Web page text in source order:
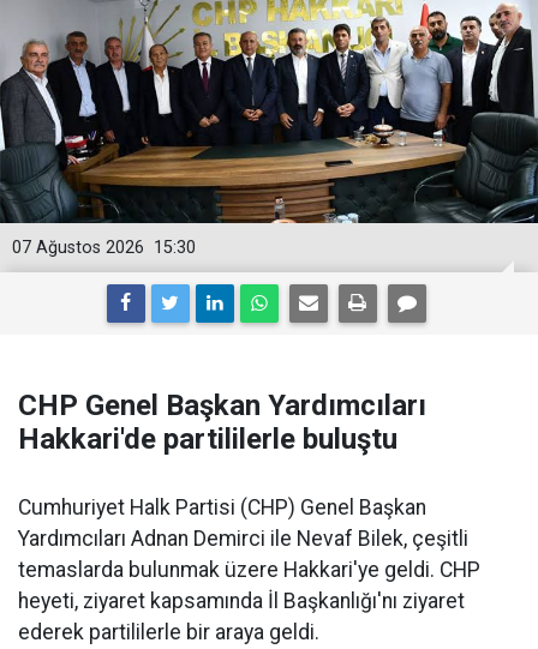
15:30
07 Ağustos 2026
CHP Genel Başkan Yardımcıları
Hakkari'de partililerle buluştu
Cumhuriyet Halk Partisi (CHP) Genel Başkan
Yardımcıları Adnan Demirci ile Nevaf Bilek, çeşitli
temaslarda bulunmak üzere Hakkari'ye geldi. CHP
heyeti, ziyaret kapsamında İl Başkanlığı'nı ziyaret
ederek partililerle bir araya geldi.